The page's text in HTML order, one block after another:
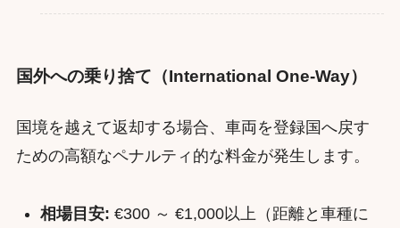
国外への乗り捨て（International One-Way）
国境を越えて返却する場合、車両を登録国へ戻す
ための高額なペナルティ的な料金が発生します。
相場目安: €300 ～ €1,000以上（距離と車種に